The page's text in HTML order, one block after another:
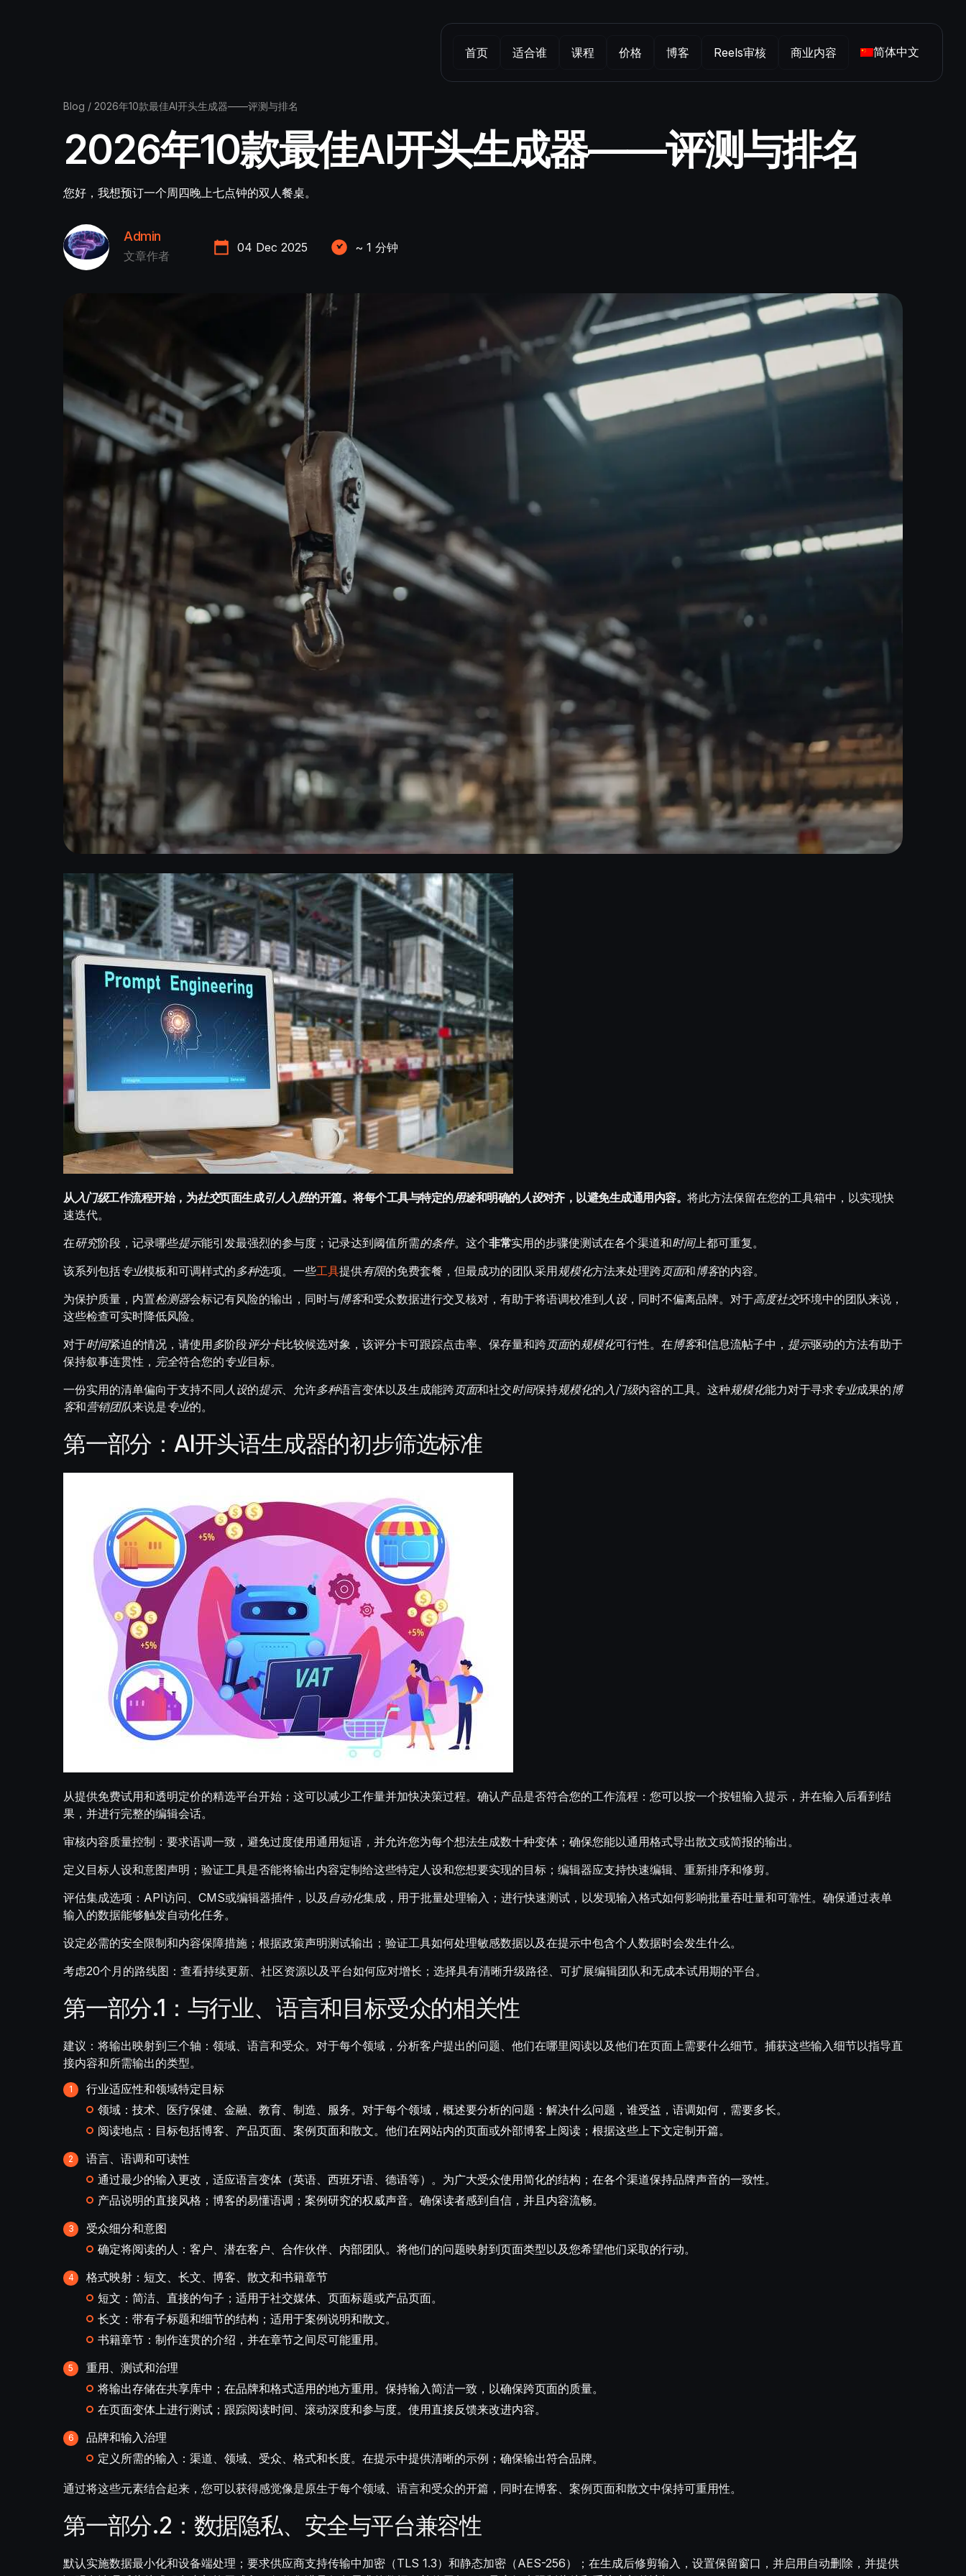
首页 适合谁 课程 价格 博客 Reels审核 商业内容 简体中文
Blog / 2026年10款最佳AI开头生成器——评测与排名
2026年10款最佳AI开头生成器——评测与排名
您好，我想预订一个周四晚上七点钟的双人餐桌。
Admin
文章作者
04 Dec 2025 ~ 1 分钟
从 入门级工作流程开始，为社交页面生成引人入胜的开篇。将每个工具与特定的用途和明确的人设对齐，以避免生成通用内容。 将此方法保留在您的工具箱中，以实现快
速迭代。
在研究阶段，记录哪些提示能引发最强烈的参与度；记录达到阈值所需的条件。这个非常实用的步骤使测试在各个渠道和时间上都可重复。
该系列包括专业模板和可调样式的多种选项。一些工具提供有限的免费套餐，但最成功的团队采用规模化方法来处理跨 页面和博客的内容。
为保护质量，内置检测器会标记有风险的输出，同时与博客和受众数据进行交叉核对，有助于将语调校准到 人设，同时不偏离品牌。对于高度社交环境中的团队来说，
这些检查可实时降低风险。
对于时间紧迫的情况，请使用多阶段评分卡比较候选对象，该评分卡可跟踪点击率、保存量和跨 页面的规模化可行性。在博客和信息流帖子中， 提示驱动的方法有助于
保持叙事连贯性， 完全符合您的专业目标。
一份实用的清单偏向于支持不同 人设的提示、允许多种语言变体以及生成能跨 页面和社交时间保持规模化的 入门级内容的工具。这种规模化能力对于寻求专业成果的博
客和营销团队来说是专业的。
第一部分：AI开头语生成器的初步筛选标准
从提供免费试用和透明定价的精选平台开始；这可以减少工作量并加快决策过程。确认产品是否符合您的工作流程：您可以按一个按钮输入提示，并在输入后看到结
果，并进行完整的编辑会话。
审核内容质量控制：要求语调一致，避免过度使用通用短语，并允许您为每个想法生成数十种变体；确保您能以通用格式导出散文或简报的输出。
定义目标人设和意图声明；验证工具是否能将输出内容定制给这些特定人设和您想要实现的目标；编辑器应支持快速编辑、重新排序和修剪。
评估集成选项：API访问、CMS或编辑器插件，以及 自动化集成，用于批量处理输入；进行快速测试，以发现输入格式如何影响批量吞吐量和可靠性。确保通过表单
输入的数据能够触发自动化任务。
设定必需的安全限制和内容保障措施；根据政策声明测试输出；验证工具如何处理敏感数据以及在提示中包含个人数据时会发生什么。
考虑20个月的路线图：查看持续更新、社区资源以及平台如何应对增长；选择具有清晰升级路径、可扩展编辑团队和无成本试用期的平台。
第一部分.1：与行业、语言和目标受众的相关性
建议：将输出映射到三个轴：领域、语言和受众。对于每个领域，分析客户提出的问题、他们在哪里阅读以及他们在页面上需要什么细节。捕获这些输入细节以指导直
接内容和所需输出的类型。
行业适应性和领域特定目标
领域：技术、医疗保健、金融、教育、制造、服务。对于每个领域，概述要分析的问题：解决什么问题，谁受益，语调如何，需要多长。
阅读地点：目标包括博客、产品页面、案例页面和散文。他们在网站内的页面或外部博客上阅读；根据这些上下文定制开篇。
语言、语调和可读性
通过最少的输入更改，适应语言变体（英语、西班牙语、德语等）。为广大受众使用简化的结构；在各个渠道保持品牌声音的一致性。
产品说明的直接风格；博客的易懂语调；案例研究的权威声音。确保读者感到自信，并且内容流畅。
受众细分和意图
确定将阅读的人：客户、潜在客户、合作伙伴、内部团队。将他们的问题映射到页面类型以及您希望他们采取的行动。
格式映射：短文、长文、博客、散文和书籍章节
短文：简洁、直接的句子；适用于社交媒体、页面标题或产品页面。
长文：带有子标题和细节的结构；适用于案例说明和散文。
书籍章节：制作连贯的介绍，并在章节之间尽可能重用。
重用、测试和治理
将输出存储在共享库中；在品牌和格式适用的地方重用。保持输入简洁一致，以确保跨页面的质量。
在页面变体上进行测试；跟踪阅读时间、滚动深度和参与度。使用直接反馈来改进内容。
品牌和输入治理
定义所需的输入：渠道、领域、受众、格式和长度。在提示中提供清晰的示例；确保输出符合品牌。
通过将这些元素结合起来，您可以获得感觉像是原生于每个领域、语言和受众的开篇，同时在博客、案例页面和散文中保持可重用性。
第一部分.2：数据隐私、安全与平台兼容性
默认实施数据最小化和设备端处理；要求供应商支持传输中加密（TLS 1.3）和静态加密（AES-256）；在生成后修剪输入，设置保留窗口，并启用自动删除，并提供